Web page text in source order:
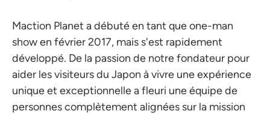
Maction Planet a débuté en tant que one-man
show en février 2017, mais s'est rapidement
développé. De la passion de notre fondateur pour
aider les visiteurs du Japon à vivre une expérience
unique et exceptionnelle a fleuri une équipe de
personnes complètement alignées sur la mission